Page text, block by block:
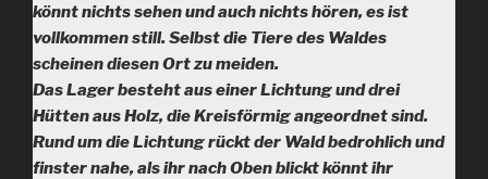
könnt nichts sehen und auch nichts hören, es ist
vollkommen still. Selbst die Tiere des Waldes
scheinen diesen Ort zu meiden.
Das Lager besteht aus einer Lichtung und drei
Hütten aus Holz, die Kreisförmig angeordnet sind.
Rund um die Lichtung rückt der Wald bedrohlich und
finster nahe, als ihr nach Oben blickt könnt ihr